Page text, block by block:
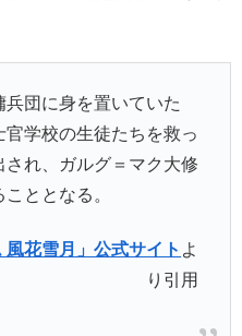
団に身を置いていた
学校の生徒たちを救っ
れ、ガルグ＝マク大修
ととなる。
風花雪月」公式サイト よ
り引用